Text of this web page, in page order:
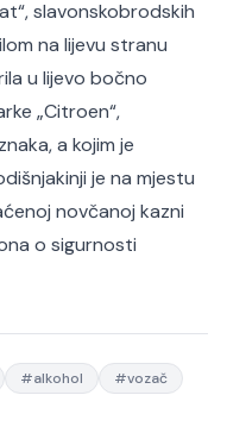
slavonskobrodskih
na lijevu stranu
u lijevo bočno
„Citroen“,
a kojim je
je na mjestu
novčanoj kazni
o sigurnosti
#alkohol #vozač